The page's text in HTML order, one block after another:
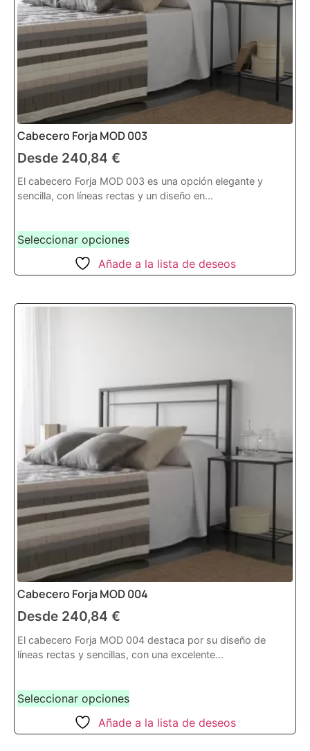
Cabecero Forja MOD 003
Desde 240,84 €
El cabecero Forja MOD 003 es una opción elegante y
sencilla, con líneas rectas y un diseño en...
Seleccionar opciones
Añade a la lista de deseos
Cabecero Forja MOD 004
Desde 240,84 €
El cabecero Forja MOD 004 destaca por su diseño de
líneas rectas y sencillas, con una excelente...
Seleccionar opciones
Añade a la lista de deseos